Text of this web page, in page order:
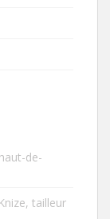
de-
Knize, tailleur